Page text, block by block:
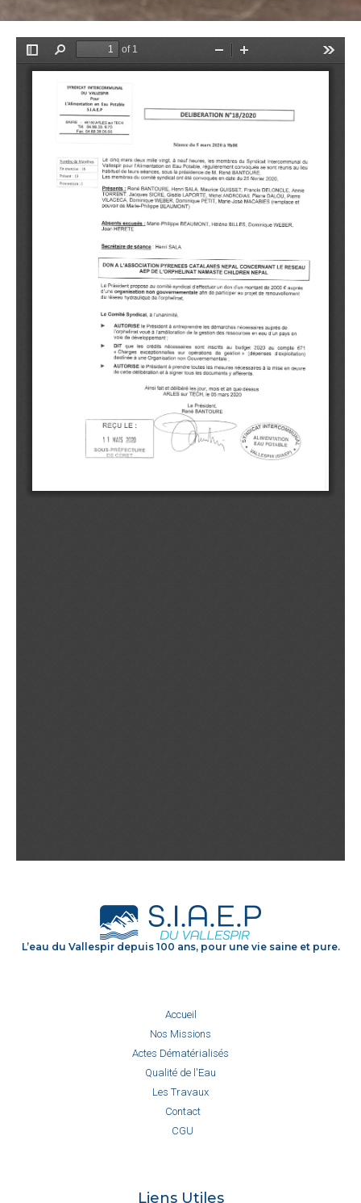
L’eau du Vallespir depuis 100 ans, pour une vie saine et pure.
Accueil
Nos Missions
Actes Dématérialisés
Qualité de l'Eau
Les Travaux
Contact
CGU
Liens Utiles